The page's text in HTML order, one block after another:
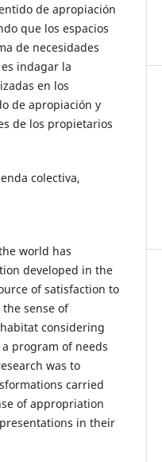
de apropiación
que los espacios
de necesidades
indagar la
en los
de apropiación y
de los propietarios
colectiva,
world has
developed in the
of satisfaction to
sense of
considering
program of needs
was to
carried
of appropriation
in their